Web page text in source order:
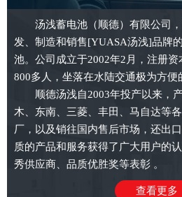
汤浅蓄电池（顺德）有限公司
发、制造和销售[YUASA汤浅]品牌
池。公司成立于2002年2月，注册
800多人，坐落在水陆交通极为方便
顺德汤浅自2003年投产以来，
木、东南、三菱、丰田、马自达等
厂，以及销往国内售后市场，还出
质的产品和服务获得了广大用户的
秀供应商、品质优胜奖等表彰 。
查看更多